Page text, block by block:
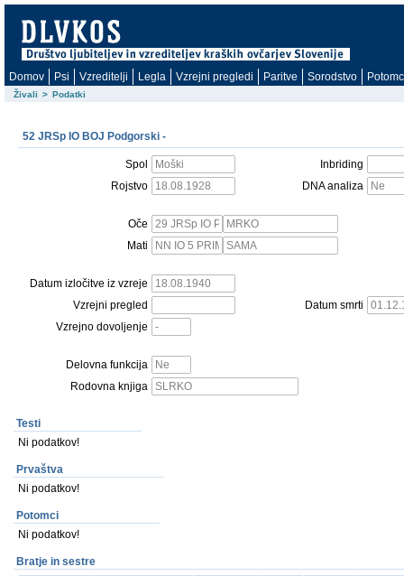
Domov Psi Vzreditelji Legla Vzrejni pregledi Paritve Sorodstvo
Živali > Podatki
52 JRSp IO BOJ Podgorski -
Spol
Inbriding
Rojstvo
DNA analiza
Oče
Mati
Datum izločitve iz vzreje
Vzrejni pregled
Datum smrti
Vzrejno dovoljenje
Delovna funkcija
Rodovna knjiga
Testi
Ni podatkov!
Prvaštva
Ni podatkov!
Potomci
Ni podatkov!
Bratje in sestre